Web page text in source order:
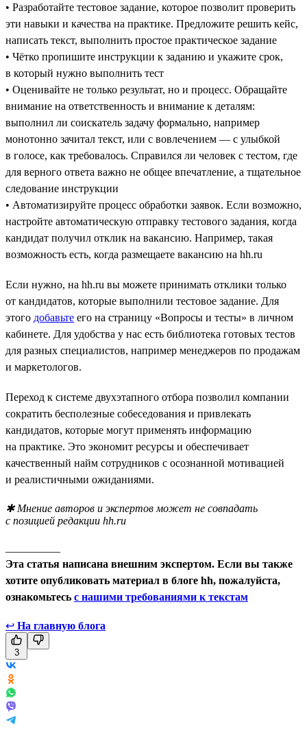
• Разработайте тестовое задание, которое позволит проверить
эти навыки и качества на практике. Предложите решить кейс,
написать текст, выполнить простое практическое задание
• Чётко пропишите инструкции к заданию и укажите срок,
в который нужно выполнить тест
• Оценивайте не только результат, но и процесс. Обращайте
внимание на ответственность и внимание к деталям:
выполнил ли соискатель задачу формально, например
монотонно зачитал текст, или с вовлечением — с улыбкой
в голосе, как требовалось. Справился ли человек с тестом, где
для верного ответа важно не общее впечатление, а тщательное
следование инструкции
• Автоматизируйте процесс обработки заявок. Если возможно,
настройте автоматическую отправку тестового задания, когда
кандидат получил отклик на вакансию. Например, такая
возможность есть, когда размещаете вакансию на hh.ru
Если нужно, на hh.ru вы можете принимать отклики только
от кандидатов, которые выполнили тестовое задание. Для
этого добавьте его на страницу «Вопросы и тесты» в личном
кабинете. Для удобства у нас есть библиотека готовых тестов
для разных специалистов, например менеджеров по продажам
и маркетологов.
Переход к системе двухэтапного отбора позволил компании
сократить бесполезные собеседования и привлекать
кандидатов, которые могут применять информацию
на практике. Это экономит ресурсы и обеспечивает
качественный найм сотрудников с осознанной мотивацией
и реалистичными ожиданиями.
✱ Мнение авторов и экспертов может не совпадать
с позицией редакции hh.ru
Эта статья написана внешним экспертом. Если вы также
хотите опубликовать материал в блоге hh, пожалуйста,
ознакомьтесь с нашими требованиями к текстам
↩ На главную блога
3